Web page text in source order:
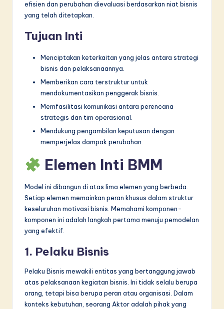
o
efisien dan perubahan dievaluasi berdasarkan niat bisnis
yang telah ditetapkan.
Tujuan Inti
Menciptakan keterkaitan yang jelas antara strategi
bisnis dan pelaksanaannya.
Memberikan cara terstruktur untuk
mendokumentasikan penggerak bisnis.
Memfasilitasi komunikasi antara perencana
strategis dan tim operasional.
Mendukung pengambilan keputusan dengan
memperjelas dampak perubahan.
Elemen Inti BMM
Model ini dibangun di atas lima elemen yang berbeda.
Setiap elemen memainkan peran khusus dalam struktur
keseluruhan motivasi bisnis. Memahami komponen-
komponen ini adalah langkah pertama menuju pemodelan
yang efektif.
1. Pelaku Bisnis
Pelaku Bisnis mewakili entitas yang bertanggung jawab
atas pelaksanaan kegiatan bisnis. Ini tidak selalu berupa
orang, tetapi bisa berupa peran atau organisasi. Dalam
konteks kebutuhan, seorang Aktor adalah pihak yang